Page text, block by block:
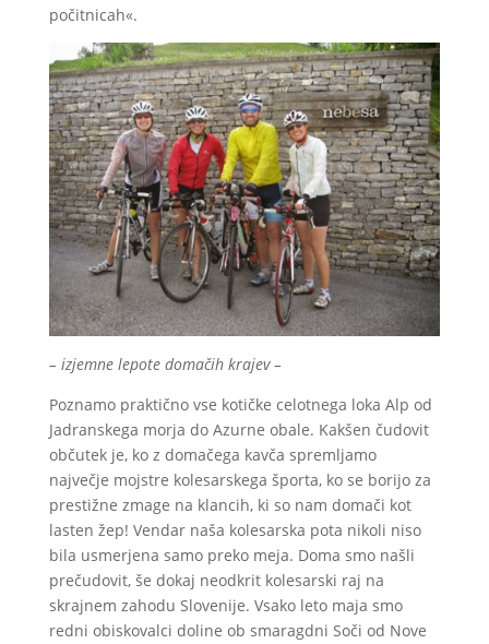
počitnicah«.
– izjemne lepote domačih krajev –
Poznamo praktično vse kotičke celotnega loka Alp od
Jadranskega morja do Azurne obale. Kakšen čudovit
občutek je, ko z domačega kavča spremljamo
največje mojstre kolesarskega športa, ko se borijo za
prestižne zmage na klancih, ki so nam domači kot
lasten žep! Vendar naša kolesarska pota nikoli niso
bila usmerjena samo preko meja. Doma smo našli
prečudovit, še dokaj neodkrit kolesarski raj na
skrajnem zahodu Slovenije. Vsako leto maja smo
redni obiskovalci doline ob smaragdni Soči od Nove